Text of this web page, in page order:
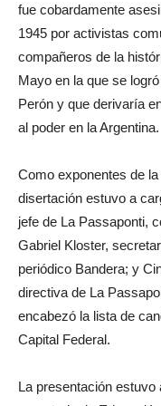
fue cobardamente
1945 por activistas
compañeros de la
Mayo en la que se
Perón y que derivaría
al poder en la Argentina.
Como exponentes de
disertación estuvo a
jefe de La Passaponti,
Gabriel Kloster,
periódico Bandera; y
directiva de La
encabezó la lista de
Capital Federal.
La presentación